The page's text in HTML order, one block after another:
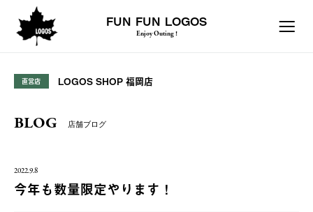
FUN FUN LOGOS
Enjoy Outing !
直営店 LOGOS SHOP 福岡店
BLOG 店舗ブログ
2022.9.8
今年も数量限定やります！